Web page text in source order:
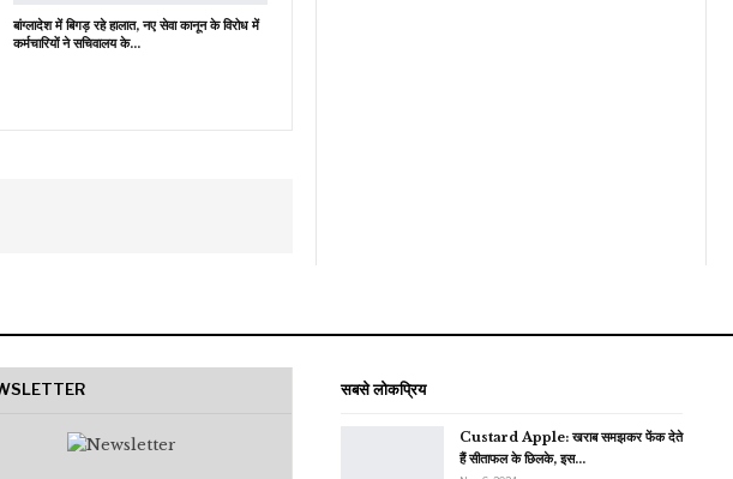
बांग्लादेश में बिगड़ रहे हालात, नए सेवा कानून के विरोध में
कर्मचारियों ने सचिवालय के…
सबसे लोकप्रिय
Custard Apple: खराब समझकर फेंक देते
हैं सीताफल के छिलके, इस…